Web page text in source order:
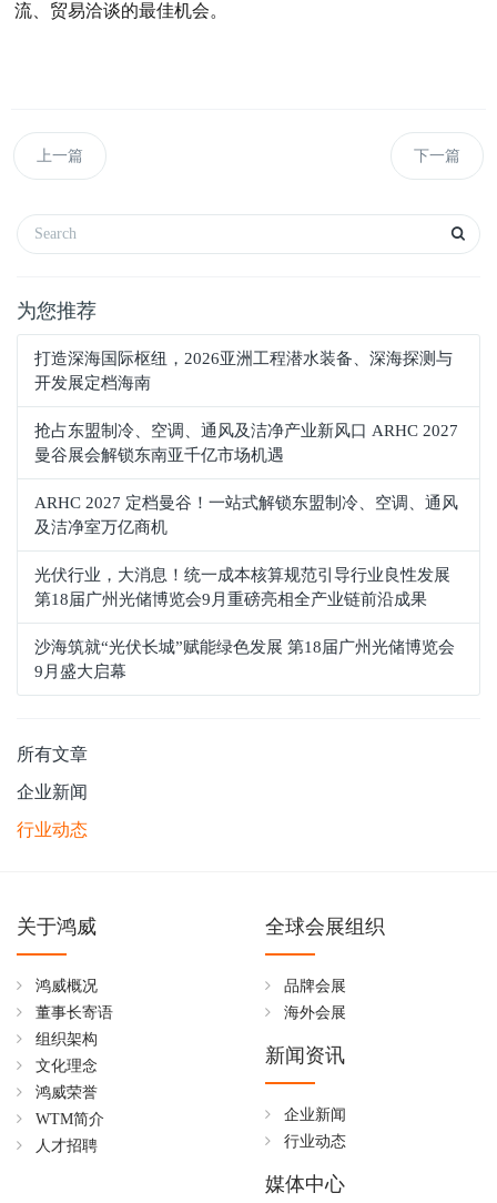
流、贸易洽谈的最佳机会。
上一篇 下一篇
为您推荐
打造深海国际枢纽，2026亚洲工程潜水装备、深海探测与
开发展定档海南
抢占东盟制冷、空调、通风及洁净产业新风口 ARHC 2027
曼谷展会解锁东南亚千亿市场机遇
ARHC 2027 定档曼谷！一站式解锁东盟制冷、空调、通风
及洁净室万亿商机
光伏行业，大消息！统一成本核算规范引导行业良性发展
第18届广州光储博览会9月重磅亮相全产业链前沿成果
沙海筑就“光伏长城”赋能绿色发展 第18届广州光储博览会
9月盛大启幕
所有文章
企业新闻
行业动态
关于鸿威
鸿威概况
董事长寄语
组织架构
文化理念
鸿威荣誉
WTM简介
人才招聘
全球会展组织
品牌会展
海外会展
新闻资讯
企业新闻
行业动态
媒体中心